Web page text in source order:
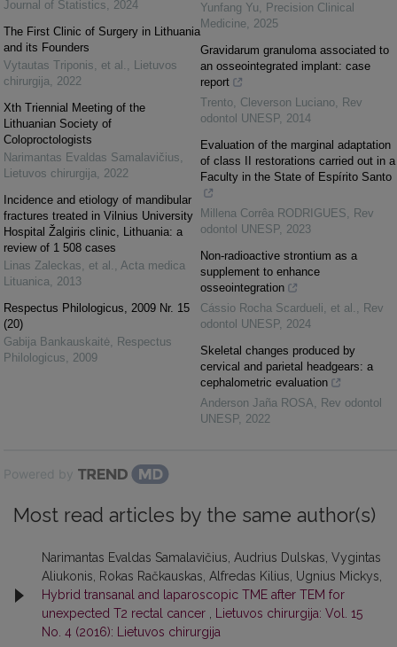
Journal of Statistics, 2024
The First Clinic of Surgery in Lithuania
and its Founders
Vytautas Triponis, et al. , Lietuvos
chirurgija, 2022
Xth Triennial Meeting of the
Lithuanian Society of
Coloproctologists
Narimantas Evaldas Samalavičius,
Lietuvos chirurgija, 2022
Incidence and etiology of mandibular
fractures treated in Vilnius University
Hospital Žalgiris clinic, Lithuania: a
review of 1 508 cases
Linas Zaleckas, et al. , Acta medica
Lituanica, 2013
Respectus Philologicus, 2009 Nr. 15
(20)
Gabija Bankauskaitė, Respectus
Philologicus, 2009
Yunfang Yu, Precision Clinical
Medicine, 2025
Gravidarum granuloma associated to
an osseointegrated implant: case
report
Trento, Cleverson Luciano, Rev
odontol UNESP, 2014
Evaluation of the marginal adaptation
of class II restorations carried out in a
Faculty in the State of Espírito Santo
Millena Corrêa RODRIGUES, Rev
odontol UNESP, 2023
Non-radioactive strontium as a
supplement to enhance
osseointegration
Cássio Rocha Scardueli, et al. , Rev
odontol UNESP, 2024
Skeletal changes produced by
cervical and parietal headgears: a
cephalometric evaluation
Anderson Jaña ROSA, Rev odontol
UNESP, 2022
Powered by
Most read articles by the same author(s)
Narimantas Evaldas Samalavičius, Audrius Dulskas, Vygintas
Aliukonis, Rokas Račkauskas, Alfredas Kilius, Ugnius Mickys,
Hybrid transanal and laparoscopic TME after TEM for
unexpected T2 rectal cancer
Lietuvos chirurgija: Vol. 15
No. 4 (2016): Lietuvos chirurgija